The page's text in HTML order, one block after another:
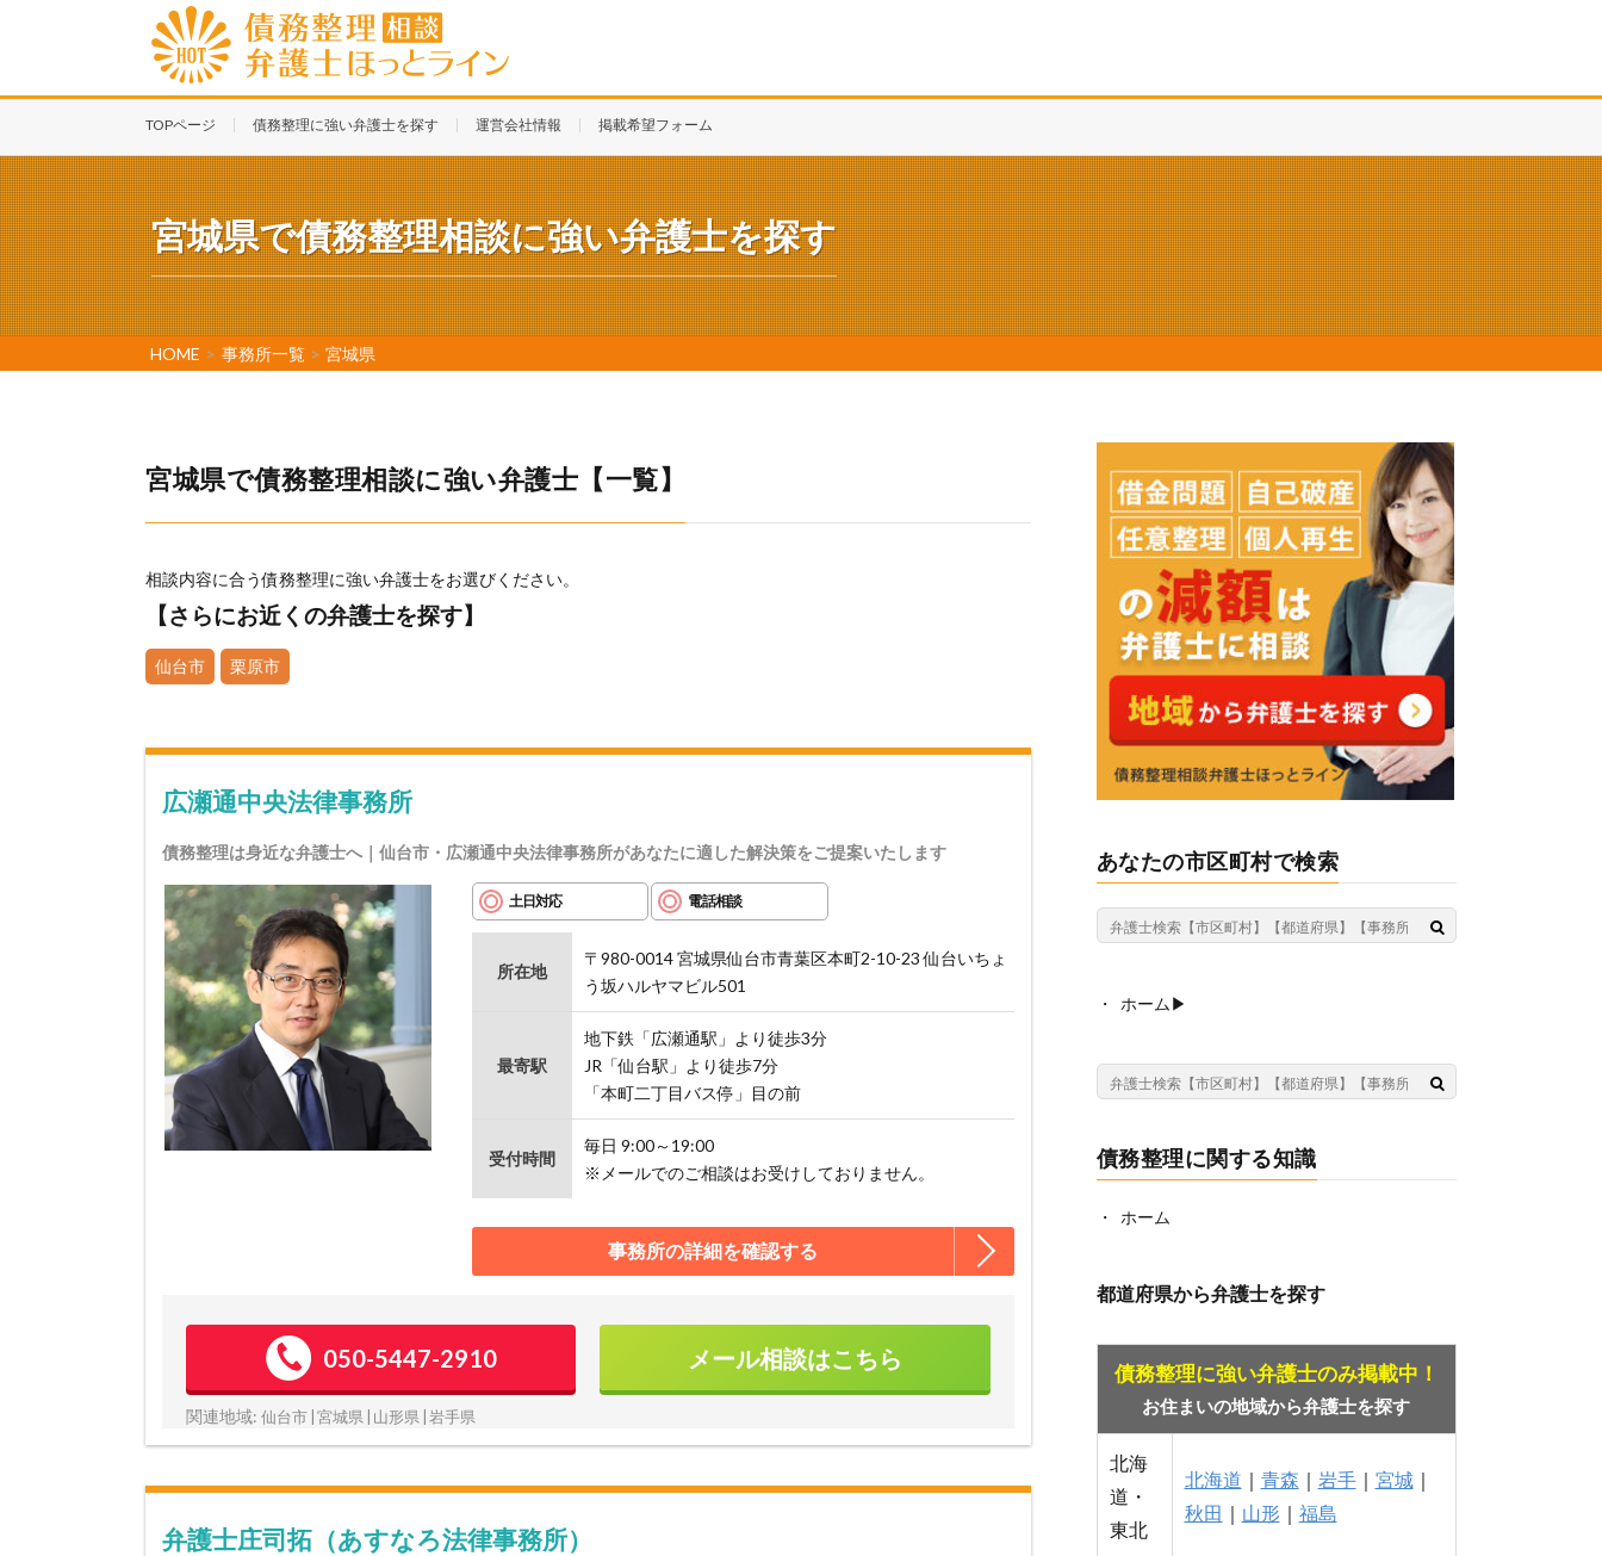
TOPページ 債務整理に強い弁護士を探す 運営会社情報 掲載希望フォーム
宮城県で債務整理相談に強い弁護士を探す
HOME > 事務所一覧 > 宮城県
宮城県で債務整理相談に強い弁護士【一覧】
相談内容に合う債務整理に強い弁護士をお選びください。
【さらにお近くの弁護士を探す】
仙台市 栗原市
広瀬通中央法律事務所
債務整理は身近な弁護士へ｜仙台市・広瀬通中央法律事務所があなたに適した解決策をご提案いたします
土日対応 電話相談
所在地
〒980-0014 宮城県仙台市青葉区本町2-10-23 仙台いちょ
う坂ハルヤマビル501
最寄駅
地下鉄「広瀬通駅」より徒歩3分
JR「仙台駅」より徒歩7分
「本町二丁目バス停」目の前
受付時間
毎日 9:00～19:00
※メールでのご相談はお受けしておりません。
事務所の詳細を確認する
050-5447-2910 メール相談はこちら
関連地域: 仙台市 | 宮城県 | 山形県 | 岩手県
弁護士庄司拓（あすなろ法律事務所）
あなたの市区町村で検索
ホーム▶︎
債務整理に関する知識
ホーム
都道府県から弁護士を探す
債務整理に強い弁護士のみ掲載中！
お住まいの地域から弁護士を探す
北海
道・
東北
北海道 ｜ 青森 ｜ 岩手｜ 宮城｜
秋田 ｜ 山形 ｜ 福島